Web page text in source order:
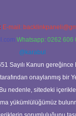
E-mail:
Whatsapp: 0262 606
@karabul
Sayılı Kanun
onaylanmış bir
nedenle, sitedeki
yükümlülüğümüz